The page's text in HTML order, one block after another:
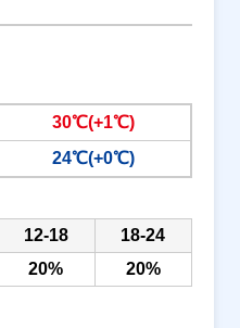
30℃(+1℃)
24℃(+0℃)
12-18
18-24
20% 20%